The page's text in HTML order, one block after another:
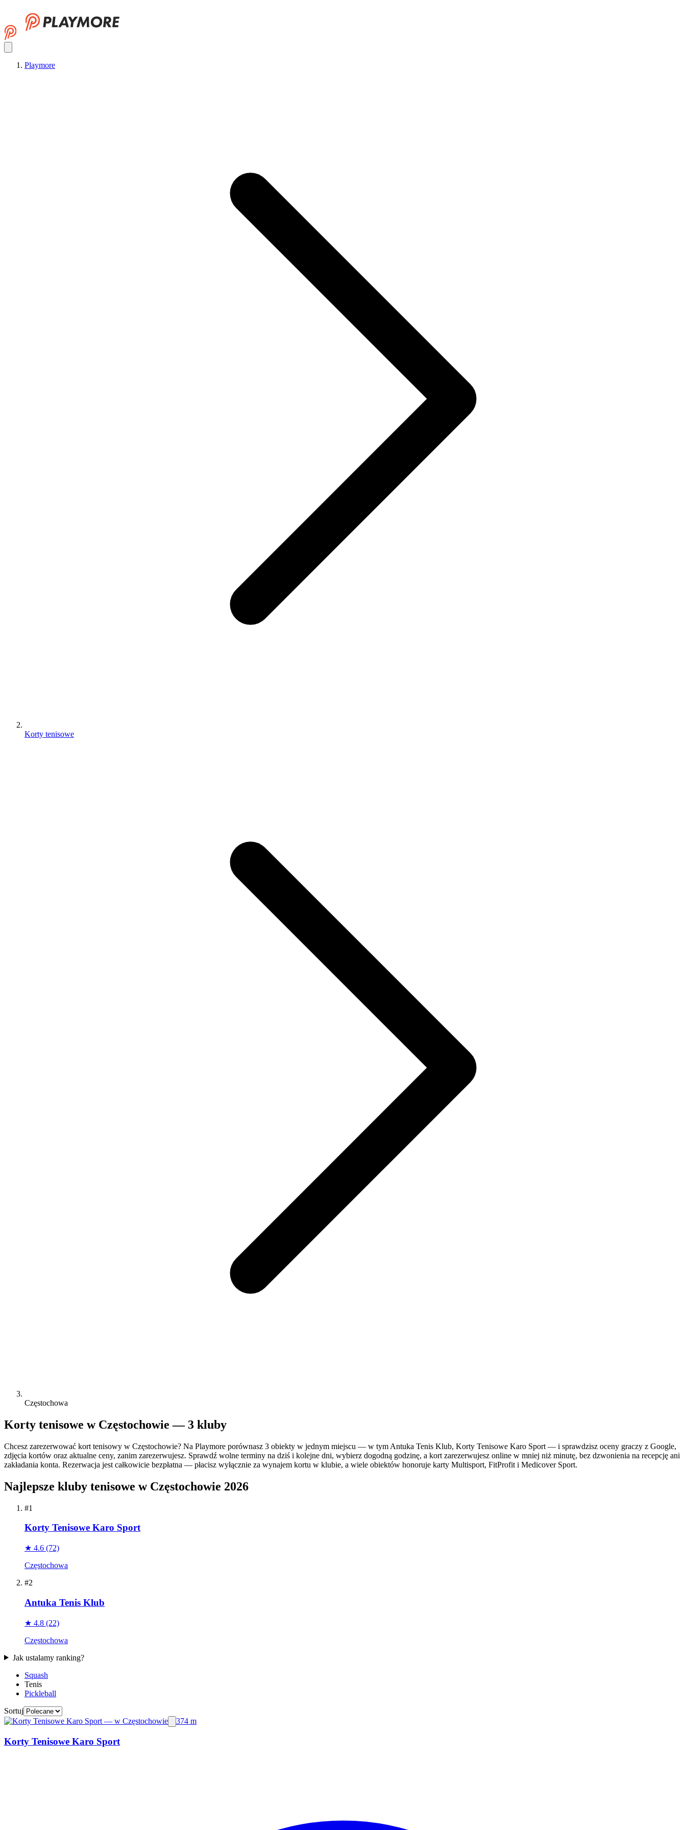
Playmore
Korty tenisowe
Częstochowa
Korty tenisowe w Częstochowie — 3 kluby
Chcesz zarezerwować kort tenisowy w Częstochowie? Na Playmore porównasz 3 obiekty w jednym miejscu — w tym Antuka Tenis Klub, Korty Tenisowe Karo Sport — i sprawdzisz oceny graczy z Google,
zdjęcia kortów oraz aktualne ceny, zanim zarezerwujesz. Sprawdź wolne terminy na dziś i kolejne dni, wybierz dogodną godzinę, a kort zarezerwujesz online w mniej niż minutę, bez dzwonienia na recepcję ani
zakładania konta. Rezerwacja jest całkowicie bezpłatna — płacisz wyłącznie za wynajem kortu w klubie, a wiele obiektów honoruje karty Multisport, FitProfit i Medicover Sport.
Najlepsze kluby tenisowe w Częstochowie 2026
#1
Korty Tenisowe Karo Sport
★ 4.6 (72)
Częstochowa
#2
Antuka Tenis Klub
★ 4.8 (22)
Częstochowa
Jak ustalamy ranking?
Squash
Tenis
Pickleball
Sortuj
374 m
Korty Tenisowe Karo Sport